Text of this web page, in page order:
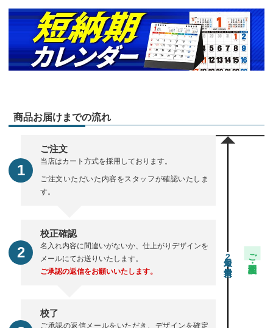
商品お届けまでの流れ
ご注文
当店はカート方式を採用しております。
ご注文いただいた内容をスタッフが確認いたしま
す。
校正確認
名入れ内容に間違いがないか、仕上がりデザインを
メールにてお送りいたします。
ご承認の返信をお願いいたします。
校了
ご承認の返信メールをいただき、デザインを確定
2 ご注文・校正期間